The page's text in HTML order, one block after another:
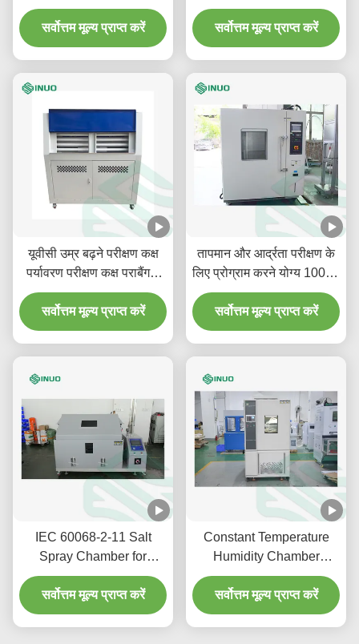
सदमे परीक्षण कक्ष
सर्वोत्तम मूल्य प्राप्त करें
परीक्षण उपकरण
सर्वोत्तम मूल्य प्राप्त करें
यूवीसी उम्र बढ़ने परीक्षण कक्ष
पर्यावरण परीक्षण कक्ष पराबैंगनी
जोखिम परीक्षण
सर्वोत्तम मूल्य प्राप्त करें
तापमान और आर्द्रता परीक्षण के
लिए प्रोग्राम करने योग्य 1000L
IEC60068 अनुरूप पर्यावरण
परीक्षण कक्ष
सर्वोत्तम मूल्य प्राप्त करें
IEC 60068-2-11 Salt
Spray Chamber for
Environmental Corrosion
Reliability Testing
सर्वोत्तम मूल्य प्राप्त करें
Constant Temperature
Humidity Chamber
-20℃~150℃ for Storage
Reliability Test
सर्वोत्तम मूल्य प्राप्त करें